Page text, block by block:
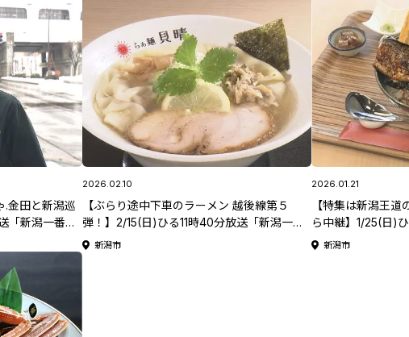
.金田と新潟巡
「新潟一番サ
2026.02.10
【ぶらり途中下車のラーメン 越後線第５
弾！】2/15(日)ひる11時40分放送「新潟一番
サンデープラス」
新潟市
2026.01.21
【特集は新潟王
ら中継】1/25(日)
番サンデープラス」
新潟市